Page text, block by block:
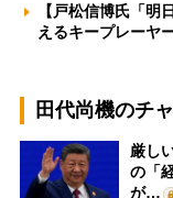
【戸松信博氏「
えるキープレー
田代尚機のチ
厳し
の「
が…